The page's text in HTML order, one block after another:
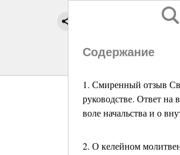
Содержание
1. Смиренный отзыв
руководстве. Ответ на
воле начальства и о
2. О келейном